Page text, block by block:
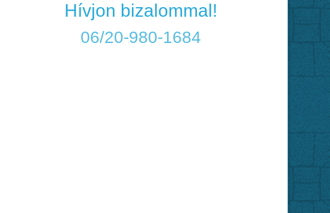
Hívjon bizalommal!
06/20-980-1684